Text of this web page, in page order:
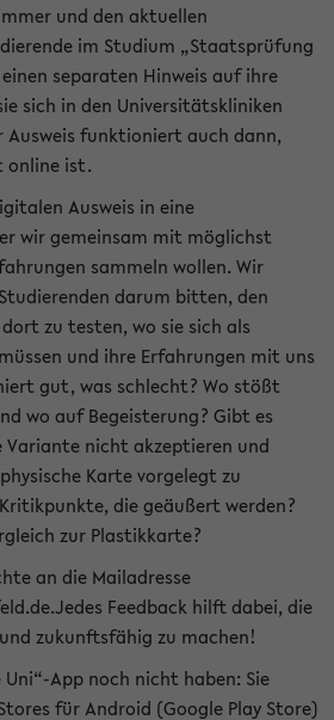
und den aktuellen
im Studium „Staatsprüfung
separaten Hinweis auf ihre
sich in den Universitätskliniken
Ausweis funktioniert auch dann,
online ist.
Ausweis in eine
wir gemeinsam mit möglichst
sammeln wollen. Wir
darum bitten, den
zu testen, wo sie sich als
und ihre Erfahrungen mit uns
gut, was schlecht? Wo stößt
wo auf Begeisterung? Gibt es
Variante nicht akzeptieren und
Karte vorgelegt zu
die geäußert werden?
zur Plastikkarte?
an die Mailadresse
Feedback hilft dabei, die
zukunftsfähig zu machen!
Uni“-App noch nicht haben: Sie
für Android (Google Play Store)